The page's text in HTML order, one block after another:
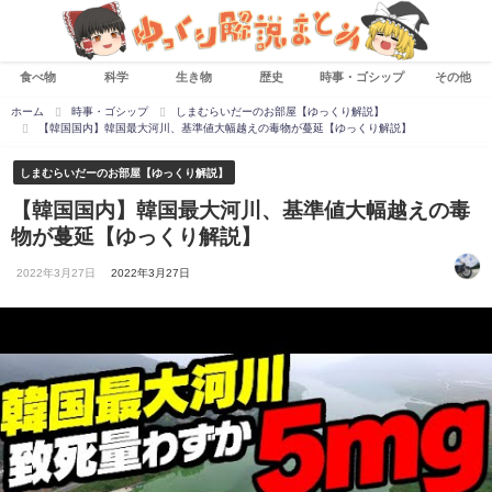
食べ物 科学 生き物 歴史 時事・ゴシップ その他
ホーム 時事・ゴシップ
しまむらいだーのお部屋【ゆっくり解説】
【韓国国内】韓国最大河川、基準値大幅越えの毒物が蔓延【ゆっくり解説】
しまむらいだーのお部屋【ゆっくり解説】
【韓国国内】韓国最大河川、基準値大幅越えの毒
物が蔓延【ゆっくり解説】
2022年3月27日 2022年3月27日